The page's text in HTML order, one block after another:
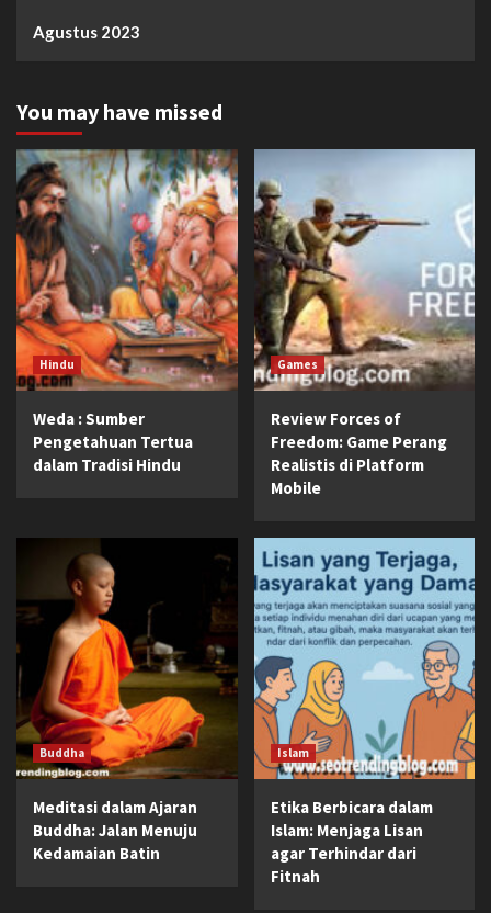
Agustus 2023
You may have missed
Hindu
Weda : Sumber
Pengetahuan Tertua
dalam Tradisi Hindu
Games
Review Forces of
Freedom: Game Perang
Realistis di Platform
Mobile
Buddha
Meditasi dalam Ajaran
Buddha: Jalan Menuju
Kedamaian Batin
Islam
Etika Berbicara dalam
Islam: Menjaga Lisan
agar Terhindar dari
Fitnah